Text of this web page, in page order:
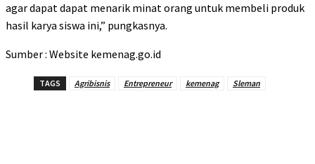
agar dapat dapat menarik minat orang untuk membeli produk
hasil karya siswa ini,” pungkasnya.
Sumber : Website kemenag.go.id
TAGS Agribisnis Entrepreneur kemenag Sleman